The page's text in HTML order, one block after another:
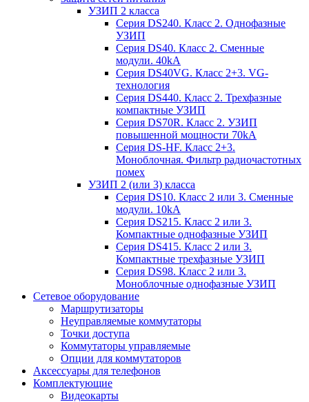
УЗИП 2 класса
Серия DS240. Класс 2. Однофазные
УЗИП
Серия DS40. Класс 2. Сменные
модули. 40kA
Серия DS40VG. Класс 2+3. VG-
технология
Серия DS440. Класс 2. Трехфазные
компактные УЗИП
Серия DS70R. Класс 2. УЗИП
повышенной мощности 70kA
Серия DS-HF. Класс 2+3.
Моноблочная. Фильтр радиочастотных
помех
УЗИП 2 (или 3) класса
Серия DS10. Класс 2 или 3. Сменные
модули. 10kA
Серия DS215. Класс 2 или 3.
Компактные однофазные УЗИП
Серия DS415. Класс 2 или 3.
Компактные трехфазные УЗИП
Серия DS98. Класс 2 или 3.
Моноблочные однофазные УЗИП
Сетевое оборудование
Маршрутизаторы
Неуправляемые коммутаторы
Точки доступа
Коммутаторы управляемые
Опции для коммутаторов
Аксессуары для телефонов
Комплектующие
Видеокарты